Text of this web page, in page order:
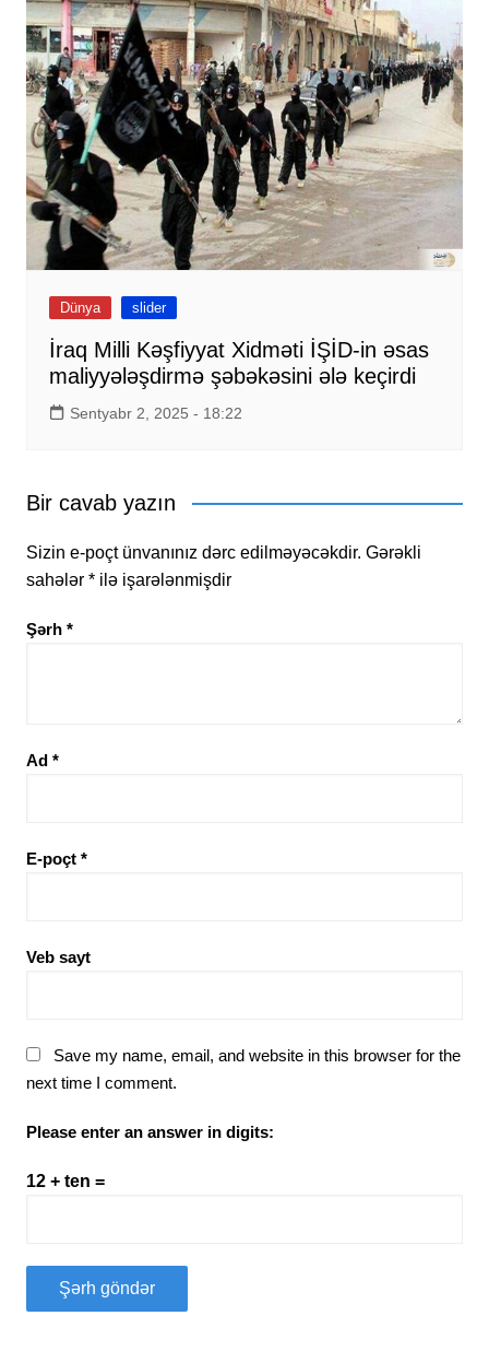
Dünya slider
İraq Milli Kəşfiyyat Xidməti İŞİD-in əsas
maliyyələşdirmə şəbəkəsini ələ keçirdi
Sentyabr 2, 2025 - 18:22
Bir cavab yazın
Sizin e-poçt ünvanınız dərc edilməyəcəkdir. Gərəkli
sahələr *ilə işarələnmişdir
Şərh *
Ad *
E-poçt *
Veb sayt
Save my name, email, and website in this browser for the
next time I comment.
Please enter an answer in digits:
12 + ten =